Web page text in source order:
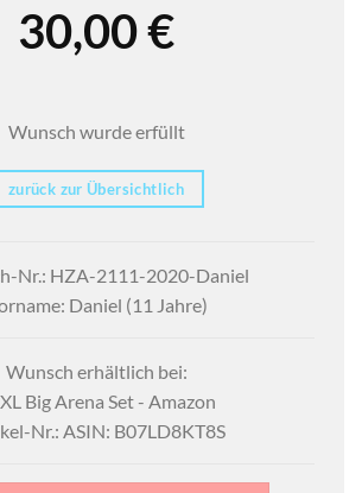
30,00€
Wunsch wurde erfüllt
zurück zur Übersichtlich
Nr.: HZA-2111-2020-Daniel
Daniel (11 Jahre)
Wunsch erhältlich bei:
Big Arena Set - Amazon
Nr.: ASIN: B07LD8KT8S